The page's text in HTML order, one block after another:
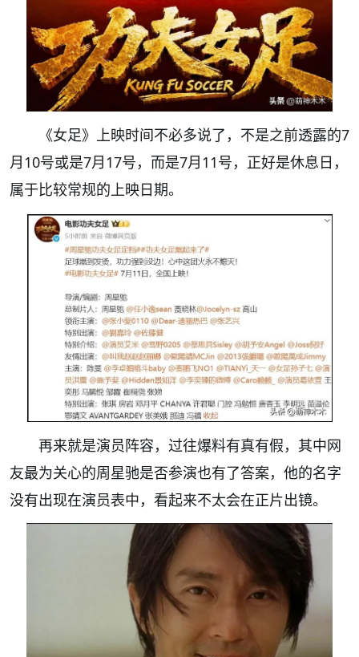
《女足》上映时间不必多说了，不是之前透露的7
月10号或是7月17号，而是7月11号，正好是休息日，
属于比较常规的上映日期。
再来就是演员阵容，过往爆料有真有假，其中网
友最为关心的周星驰是否参演也有了答案，他的名字
没有出现在演员表中，看起来不太会在正片出镜。